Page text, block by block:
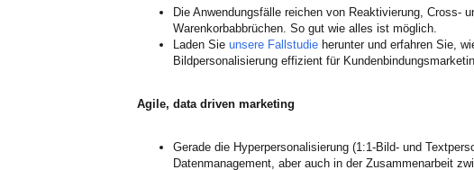
Die Anwendungsfälle reichen von Reaktivierung, Cross-
Warenkorbabbrüchen. So gut wie alles ist möglich.
Laden Sie unsere Fallstudie herunter und erfahren Sie,
Bildpersonalisierung effizient für
Agile, data driven marketing
Gerade die Hyperpersonalisierung (1:1-Bild- und
Datenmanagement, aber auch in der Zusammenarbeit